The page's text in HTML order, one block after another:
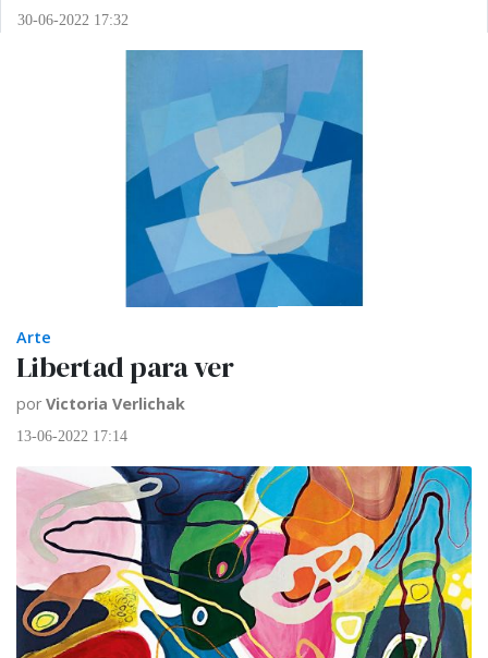
30-06-2022 17:32
Arte
Libertad para ver
porVictoria Verlichak
13-06-2022 17:14